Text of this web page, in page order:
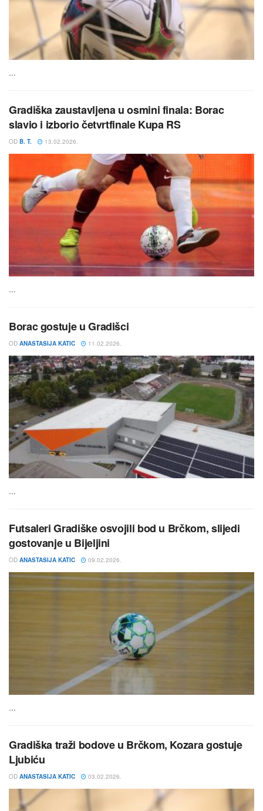
...
Gradiška zaustavljena u osmini finala: Borac
slavio i izborio četvrtfinale Kupa RS
OD B. T. 13.02.2026.
...
Borac gostuje u Gradišci
OD ANASTASIJA KATIC 11.02.2026.
...
Futsaleri Gradiške osvojili bod u Brčkom, slijedi
gostovanje u Bijeljini
OD ANASTASIJA KATIC 09.02.2026.
...
Gradiška traži bodove u Brčkom, Kozara gostuje
Ljubiću
OD ANASTASIJA KATIC 03.02.2026.